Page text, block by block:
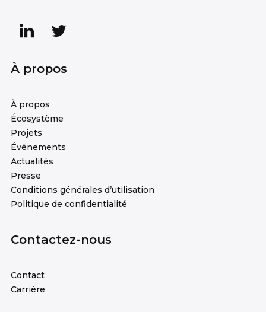
À propos
À propos
Écosystème
Projets
Événements
Actualités
Presse
Conditions générales d’utilisation
Politique de confidentialité
Contactez-nous
Contact
Carrière